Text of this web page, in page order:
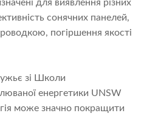
для виявлення різних
сонячних панелей,
погіршення якості
зі Школи
енергетики UNSW
може значно покращити